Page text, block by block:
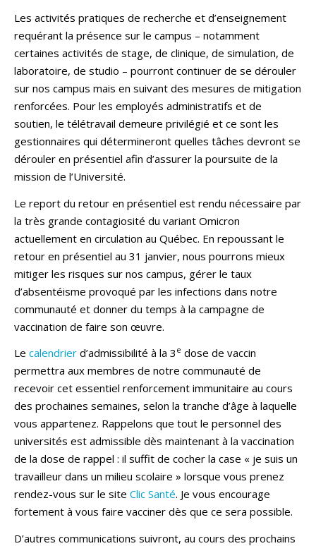
Les activités pratiques de recherche et d’enseignement
requérant la présence sur le campus – notamment
certaines activités de stage, de clinique, de simulation, de
laboratoire, de studio – pourront continuer de se dérouler
sur nos campus mais en suivant des mesures de mitigation
renforcées. Pour les employés administratifs et de
soutien, le télétravail demeure privilégié et ce sont les
gestionnaires qui détermineront quelles tâches devront se
dérouler en présentiel afin d’assurer la poursuite de la
mission de l’Université.
Le report du retour en présentiel est rendu nécessaire par
la très grande contagiosité du variant Omicron
actuellement en circulation au Québec. En repoussant le
retour en présentiel au 31 janvier, nous pourrons mieux
mitiger les risques sur nos campus, gérer le taux
d’absentéisme provoqué par les infections dans notre
communauté et donner du temps à la campagne de
vaccination de faire son œuvre.
Le calendrier d’admissibilité à la 3 e dose de vaccin
permettra aux membres de notre communauté de
recevoir cet essentiel renforcement immunitaire au cours
des prochaines semaines, selon la tranche d’âge à laquelle
vous appartenez. Rappelons que tout le personnel des
universités est admissible dès maintenant à la vaccination
de la dose de rappel : il suffit de cocher la case « je suis un
travailleur dans un milieu scolaire » lorsque vous prenez
rendez-vous sur le site Clic Santé. Je vous encourage
fortement à vous faire vacciner dès que ce sera possible.
D’autres communications suivront, au cours des prochains